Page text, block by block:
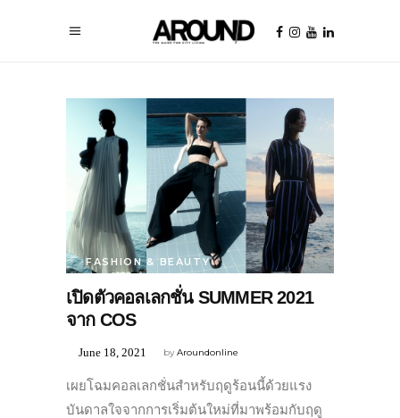
FASHION & BEAUTY
เปิดตัวคอลเลกชั่น SUMMER 2021
จาก COS
byAroundonline
June 18, 2021
เผยโฉมคอลเลกชั่นสำหรับฤดูร้อนนี้ด้วยแรง
บันดาลใจจากการเริ่มต้นใหม่ที่มาพร้อมกับฤดู